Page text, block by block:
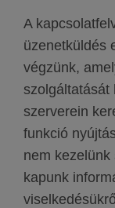
A
üzenetküldés
végzünk,
szolgáltatását
szerverein
funkció
nem
kapunk